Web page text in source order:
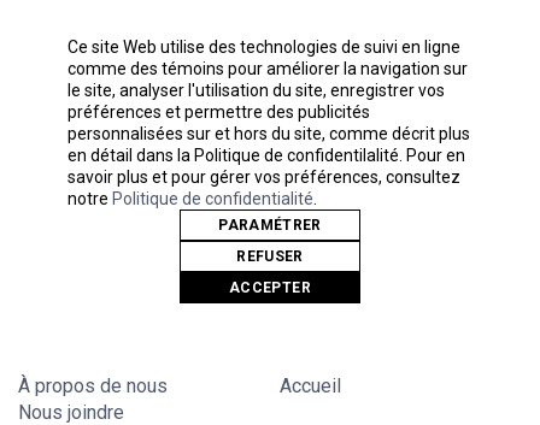
Ce site Web utilise des technologies de suivi en ligne
comme des témoins pour améliorer la navigation sur
le site, analyser l'utilisation du site, enregistrer vos
préférences et permettre des publicités
personnalisées sur et hors du site, comme décrit plus
en détail dans la Politique de confidentilalité. Pour en
savoir plus et pour gérer vos préférences, consultez
notre Politique de confidentialité
PARAMÉTRER
REFUSER
ACCEPTER
À propos de nous
Nous joindre
Accueil
Découvrez les nouveautés et restez
informés.
SOUMETTRE